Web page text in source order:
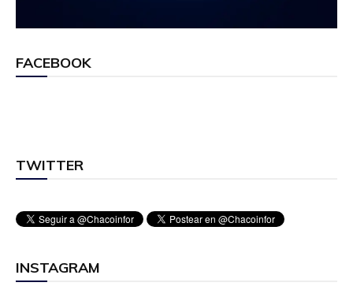
FACEBOOK
TWITTER
INSTAGRAM